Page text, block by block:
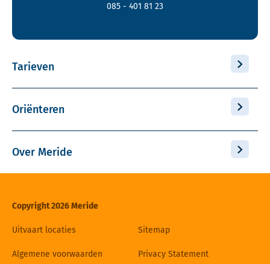
085 - 401 81 23
Tarieven
Oriënteren
Over Meride
Copyright 2026 Meride
Uitvaart locaties Sitemap
Algemene voorwaarden Privacy Statement